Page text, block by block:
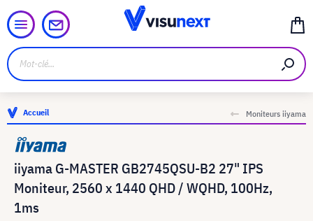
Accueil Moniteurs iiyama
iiyama G-MASTER GB2745QSU-B2 27" IPS
Moniteur, 2560 x 1440 QHD / WQHD, 100Hz,
1ms